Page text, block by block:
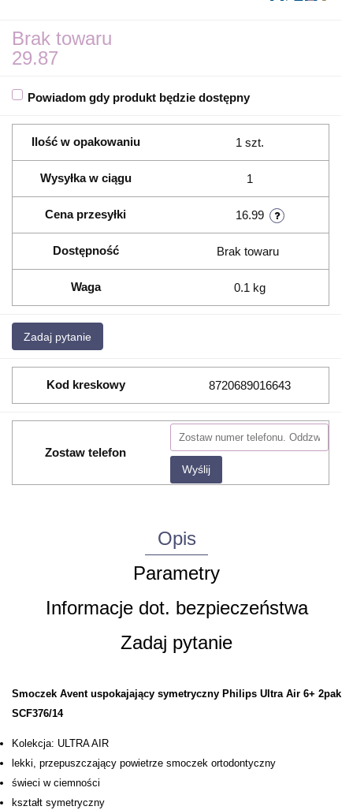
Brak towaru
29.87
Powiadom gdy produkt będzie dostępny
Ilość w opakowaniu 1 szt.
Wysyłka w ciągu 1
Cena przesyłki 16.99
Dostępność Brak towaru
Waga 0.1 kg
Zadaj pytanie
Kod kreskowy 8720689016643
Zostaw telefon
Wyślij
Opis
Parametry
Informacje dot. bezpieczeństwa
Zadaj pytanie
Smoczek Avent uspokajający symetryczny Philips Ultra Air 6+ 2pak
SCF376/14
Kolekcja: ULTRA AIR
lekki, przepuszczający powietrze smoczek ortodontyczny
świeci w ciemności
kształt symetryczny